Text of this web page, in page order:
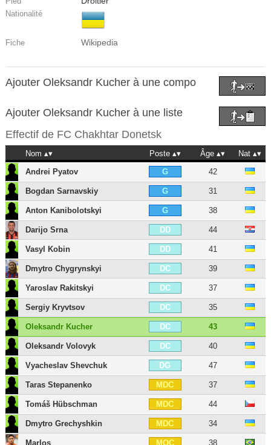
Nationalité
Fiche Wikipedia
Ajouter Oleksandr Kucher à une compo
Ajouter Oleksandr Kucher à une liste
Effectif de FC Chakhtar Donetsk
Nom Poste Âge
Nat
Andrei Pyatov
G 42
Bogdan Sarnavskiy G 31
Anton Kanibolotskyi G 38
Darijo Srna DD 44
Vasyl Kobin DD 41
Dmytro Chygrynskyi DC 39
Yaroslav Rakitskyi DC 37
Sergiy Kryvtsov DC 35
Oleksandr Kucher DC 43
Oleksandr Volovyk DC 40
Vyacheslav Shevchuk DG 47
Taras Stepanenko MDC 37
Tomáš Hübschman MDC 44
Dmytro Grechyshkin MDC 34
Marlos MOC 38